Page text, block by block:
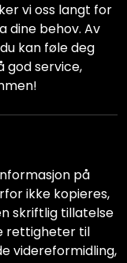
vi oss langt for
dine behov. Av
kan føle deg
god service,
på
ikke kopieres,
skriftlig tillatelse
rettigheter til
videreformidling,